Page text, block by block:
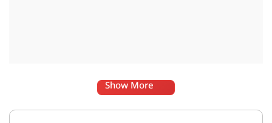
Show More